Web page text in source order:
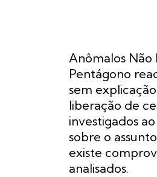
Anômalos Não
Pentágono
sem
liberação de
investigados
sobre o
existe
analisados.